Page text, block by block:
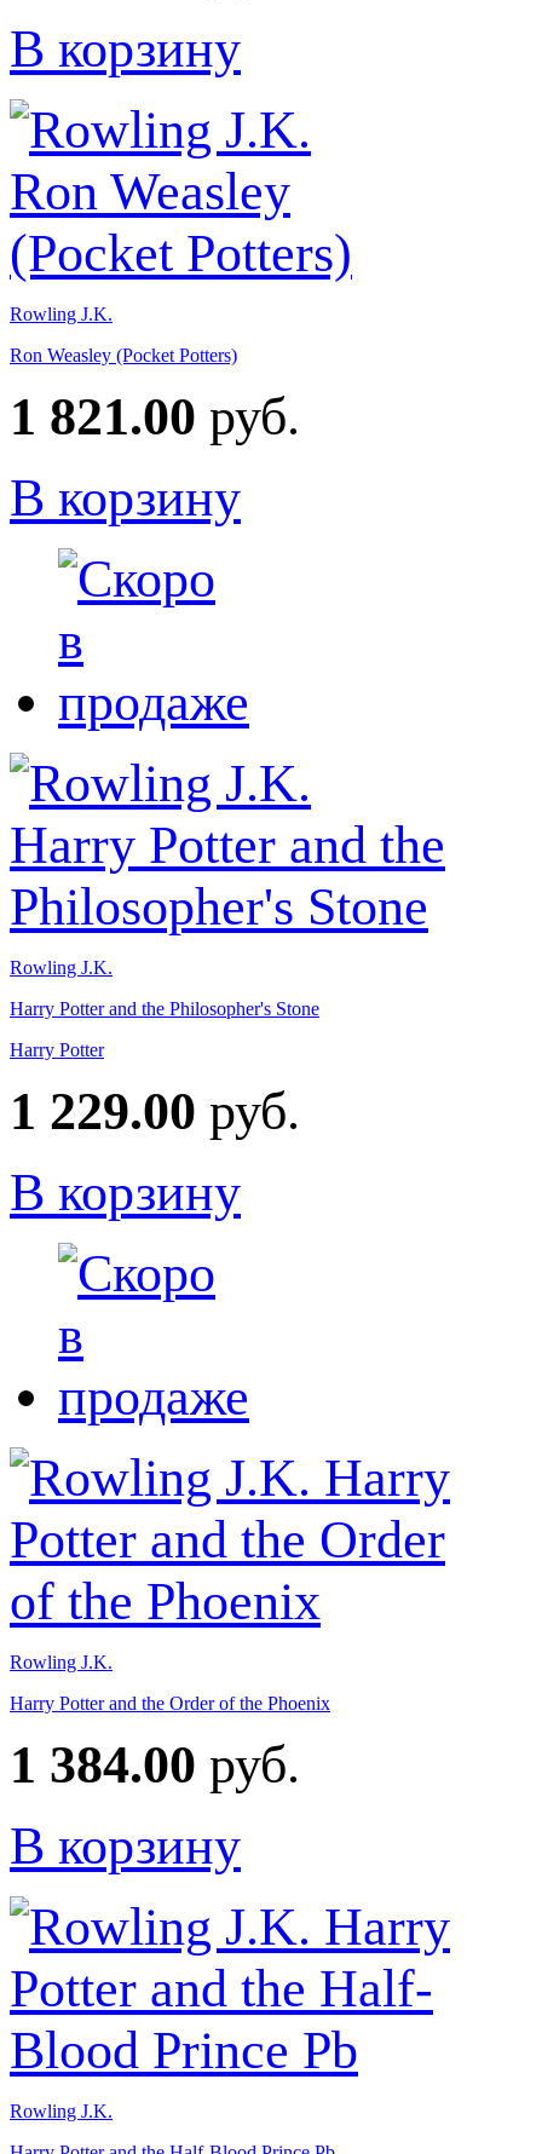
В корзину
Rowling J.K.
Ron Weasley (Pocket Potters)
1 821.00 руб.
В корзину
Rowling J.K.
Harry Potter and the Philosopher's Stone
Harry Potter
1 229.00 руб.
В корзину
Rowling J.K.
Harry Potter and the Order of the Phoenix
1 384.00 руб.
В корзину
Rowling J.K.